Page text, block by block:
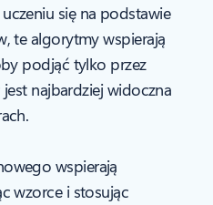
się na podstawie
te algorytmy wspierają
podjąć tylko przez
najbardziej widoczna
wspierają
wzorce i stosując